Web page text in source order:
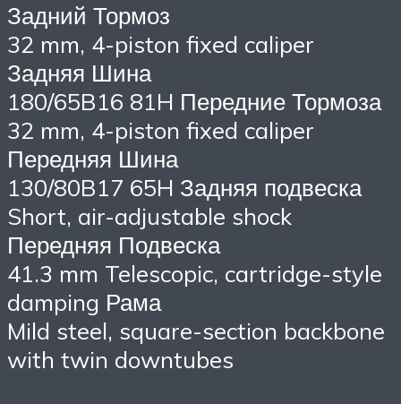
Задний Тормоз
32 mm, 4-piston fixed caliper
Задняя Шина
180/65B16 81H Передние Тормоза
32 mm, 4-piston fixed caliper
Передняя Шина
130/80B17 65H Задняя подвеска
Short, air-adjustable shock
Передняя Подвеска
41.3 mm Telescopic, cartridge-style
damping Рама
Mild steel, square-section backbone
with twin downtubes